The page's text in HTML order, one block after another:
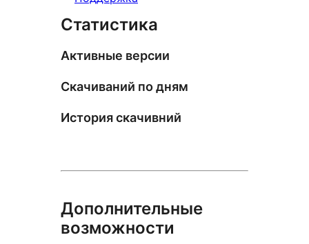
Статистика
Активные версии
Скачиваний по дням
История скачивний
Дополнительные
возможности